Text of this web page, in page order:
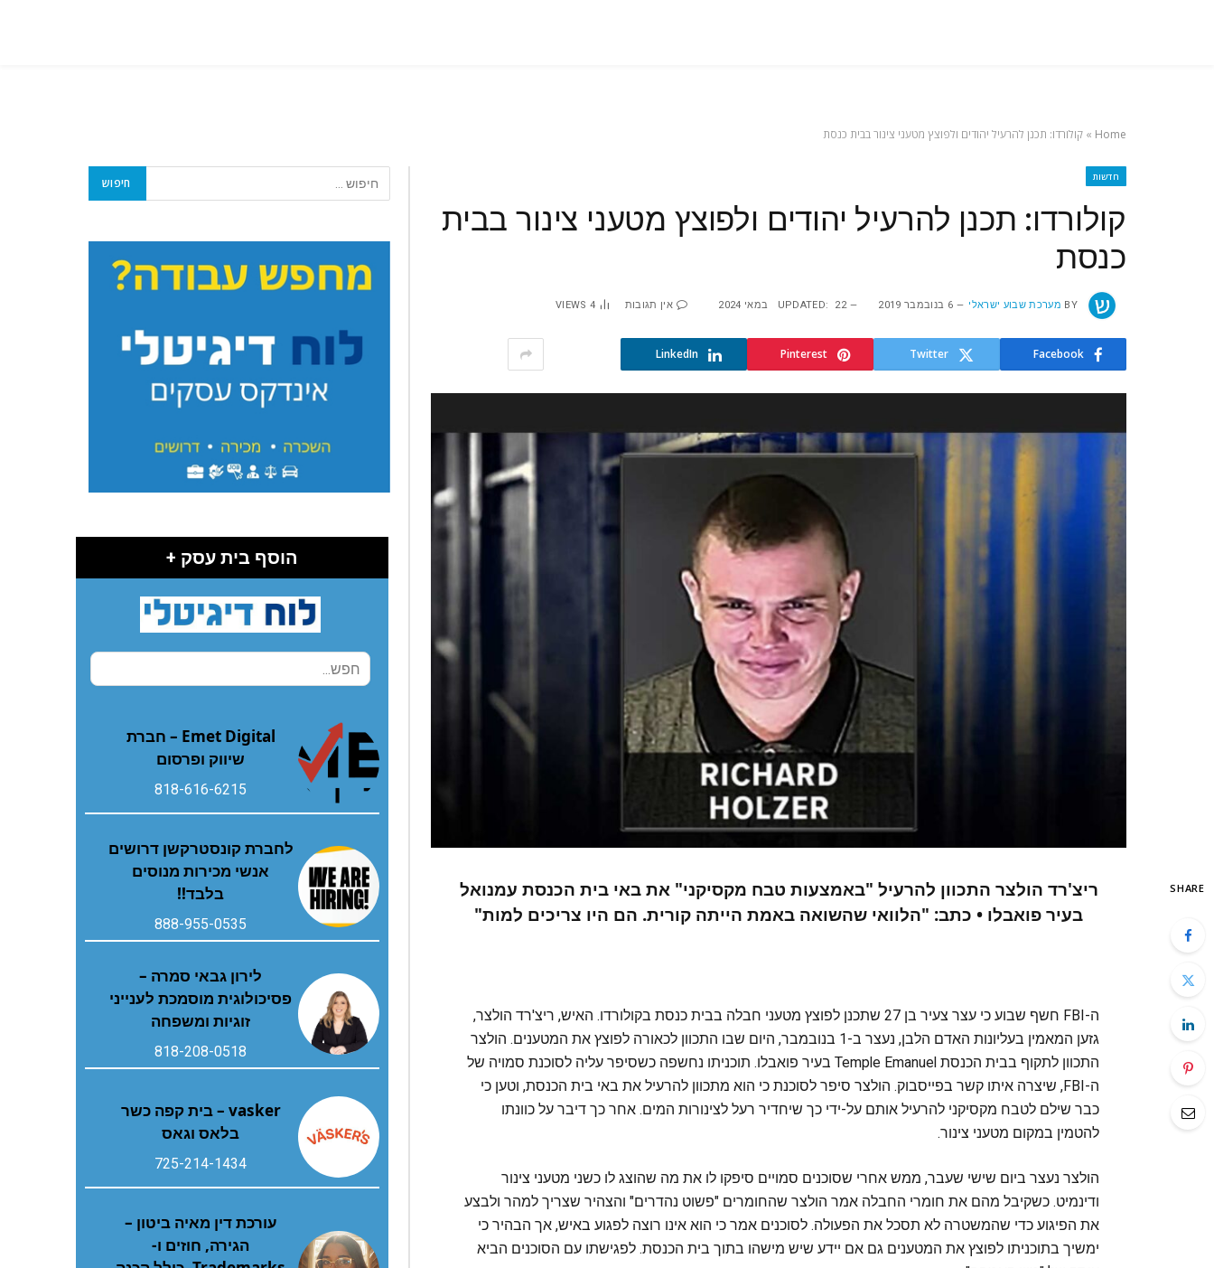
Home
» קולורדו: תכנן להרעיל יהודים ולפוצץ מטעני צינור בבית כנסת
חדשות
קולורדו: תכנן להרעיל יהודים ולפוצץ מטעני צינור בבית
כנסת
BY מערכת שבוע ישראלי 6 בנובמבר 2019 UPDATED: 22 במאי 2024 אין תגובות 4
VIEWS
Facebook
Twitter
Pinterest
LinkedIn
SHARE
ריצ'רד הולצר התכוון להרעיל "באמצעות טבח מקסיקני" את באי בית הכנסת עמנואל
בעיר פואבלו • כתב: "הלוואי שהשואה באמת הייתה קורית. הם היו צריכים למות"
ה-FBI חשף שבוע כי עצר צעיר בן 27 שתכנן לפוצץ מטעני חבלה בבית כנסת בקולורדו. האיש, ריצ'רד הולצר,
גזען המאמין בעליונות האדם הלבן, נעצר ב-1 בנובמבר, היום שבו התכוון לכאורה לפוצץ את המטענים. הולצר
התכוון לתקוף בבית הכנסת Temple Emanuel בעיר פואבלו. תוכניתו נחשפה כשסיפר עליה לסוכנת סמויה של
ה-FBI, שיצרה איתו קשר בפייסבוק. הולצר סיפר לסוכנת כי הוא מתכוון להרעיל את באי בית הכנסת, וטען כי
כבר שילם לטבח מקסיקני להרעיל אותם על-ידי כך שיחדיר רעל לצינורות המים. אחר כך דיבר על כוונתו
להטמין במקום מטעני צינור.
הולצר נעצר ביום שישי שעבר, ממש אחרי שסוכנים סמויים סיפקו לו את מה שהוצג לו כשני מטעני צינור
ודינמיט. כשקיבל מהם את חומרי החבלה אמר הולצר שהחומרים "פשוט נהדרים" והצהיר שצריך למהר ולבצע
את הפיגוע כדי שהמשטרה לא תסכל את הפעולה. לסוכנים אמר כי הוא אינו רוצה לפגוע באיש, אך הבהיר כי
ימשיך בתוכניתו לפוצץ את המטענים גם אם יידע שיש מישהו בתוך בית הכנסת. לפגישתו עם הסוכנים הביא
הוסף בית עסק +
Emet Digital – חברת
שיווק ופרסום
818-616-6215
לחברת קונסטרקשן דרושים
אנשי מכירות מנוסים
בלבד!!
888-955-0535
לירון גבאי סמרה –
פסיכולוגית מוסמכת לענייני
זוגיות ומשפחה
818-208-0518
vasker – בית קפה כשר
בלאס וגאס
725-214-1434
עורכת דין מאיה ביטון –
הגירה, חוזים ו-